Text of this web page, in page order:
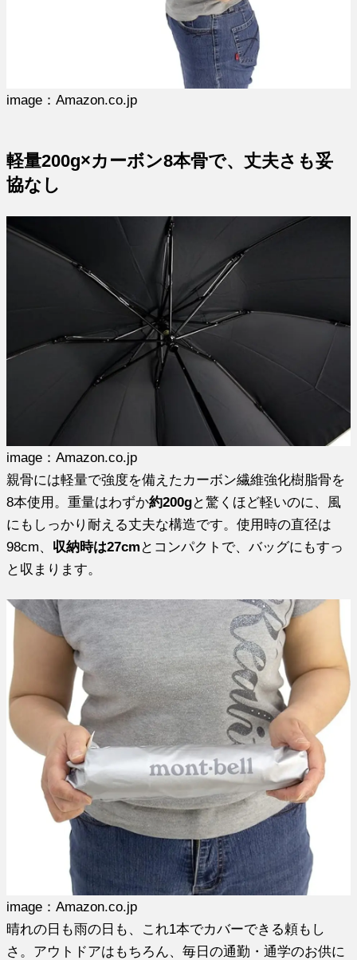
image：Amazon.co.jp
軽量200g×カーボン8本骨で、丈夫さも妥
協なし
image：Amazon.co.jp
親骨には軽量で強度を備えたカーボン繊維強化樹脂骨を
8本使用。重量はわずか約200gと驚くほど軽いのに、風
にもしっかり耐える丈夫な構造です。使用時の直径は
98cm、 収納時は27cm とコンパクトで、バッグにもすっ
と収まります。
image：Amazon.co.jp
晴れの日も雨の日も、これ1本でカバーできる頼もし
さ。アウトドアはもちろん、毎日の通勤・通学のお供に